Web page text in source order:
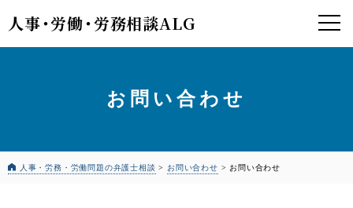
人事・労働・労務相談ALG
お問い合わせ
人事・労務・労働問題の弁護士相談 > お問い合わせ > お問い合わせ